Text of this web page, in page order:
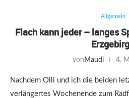
Allgemein
Flach kann jeder – langes
von Maudi 4.
Nachdem Olli und ich die beiden
verlängertes Wochenende zum